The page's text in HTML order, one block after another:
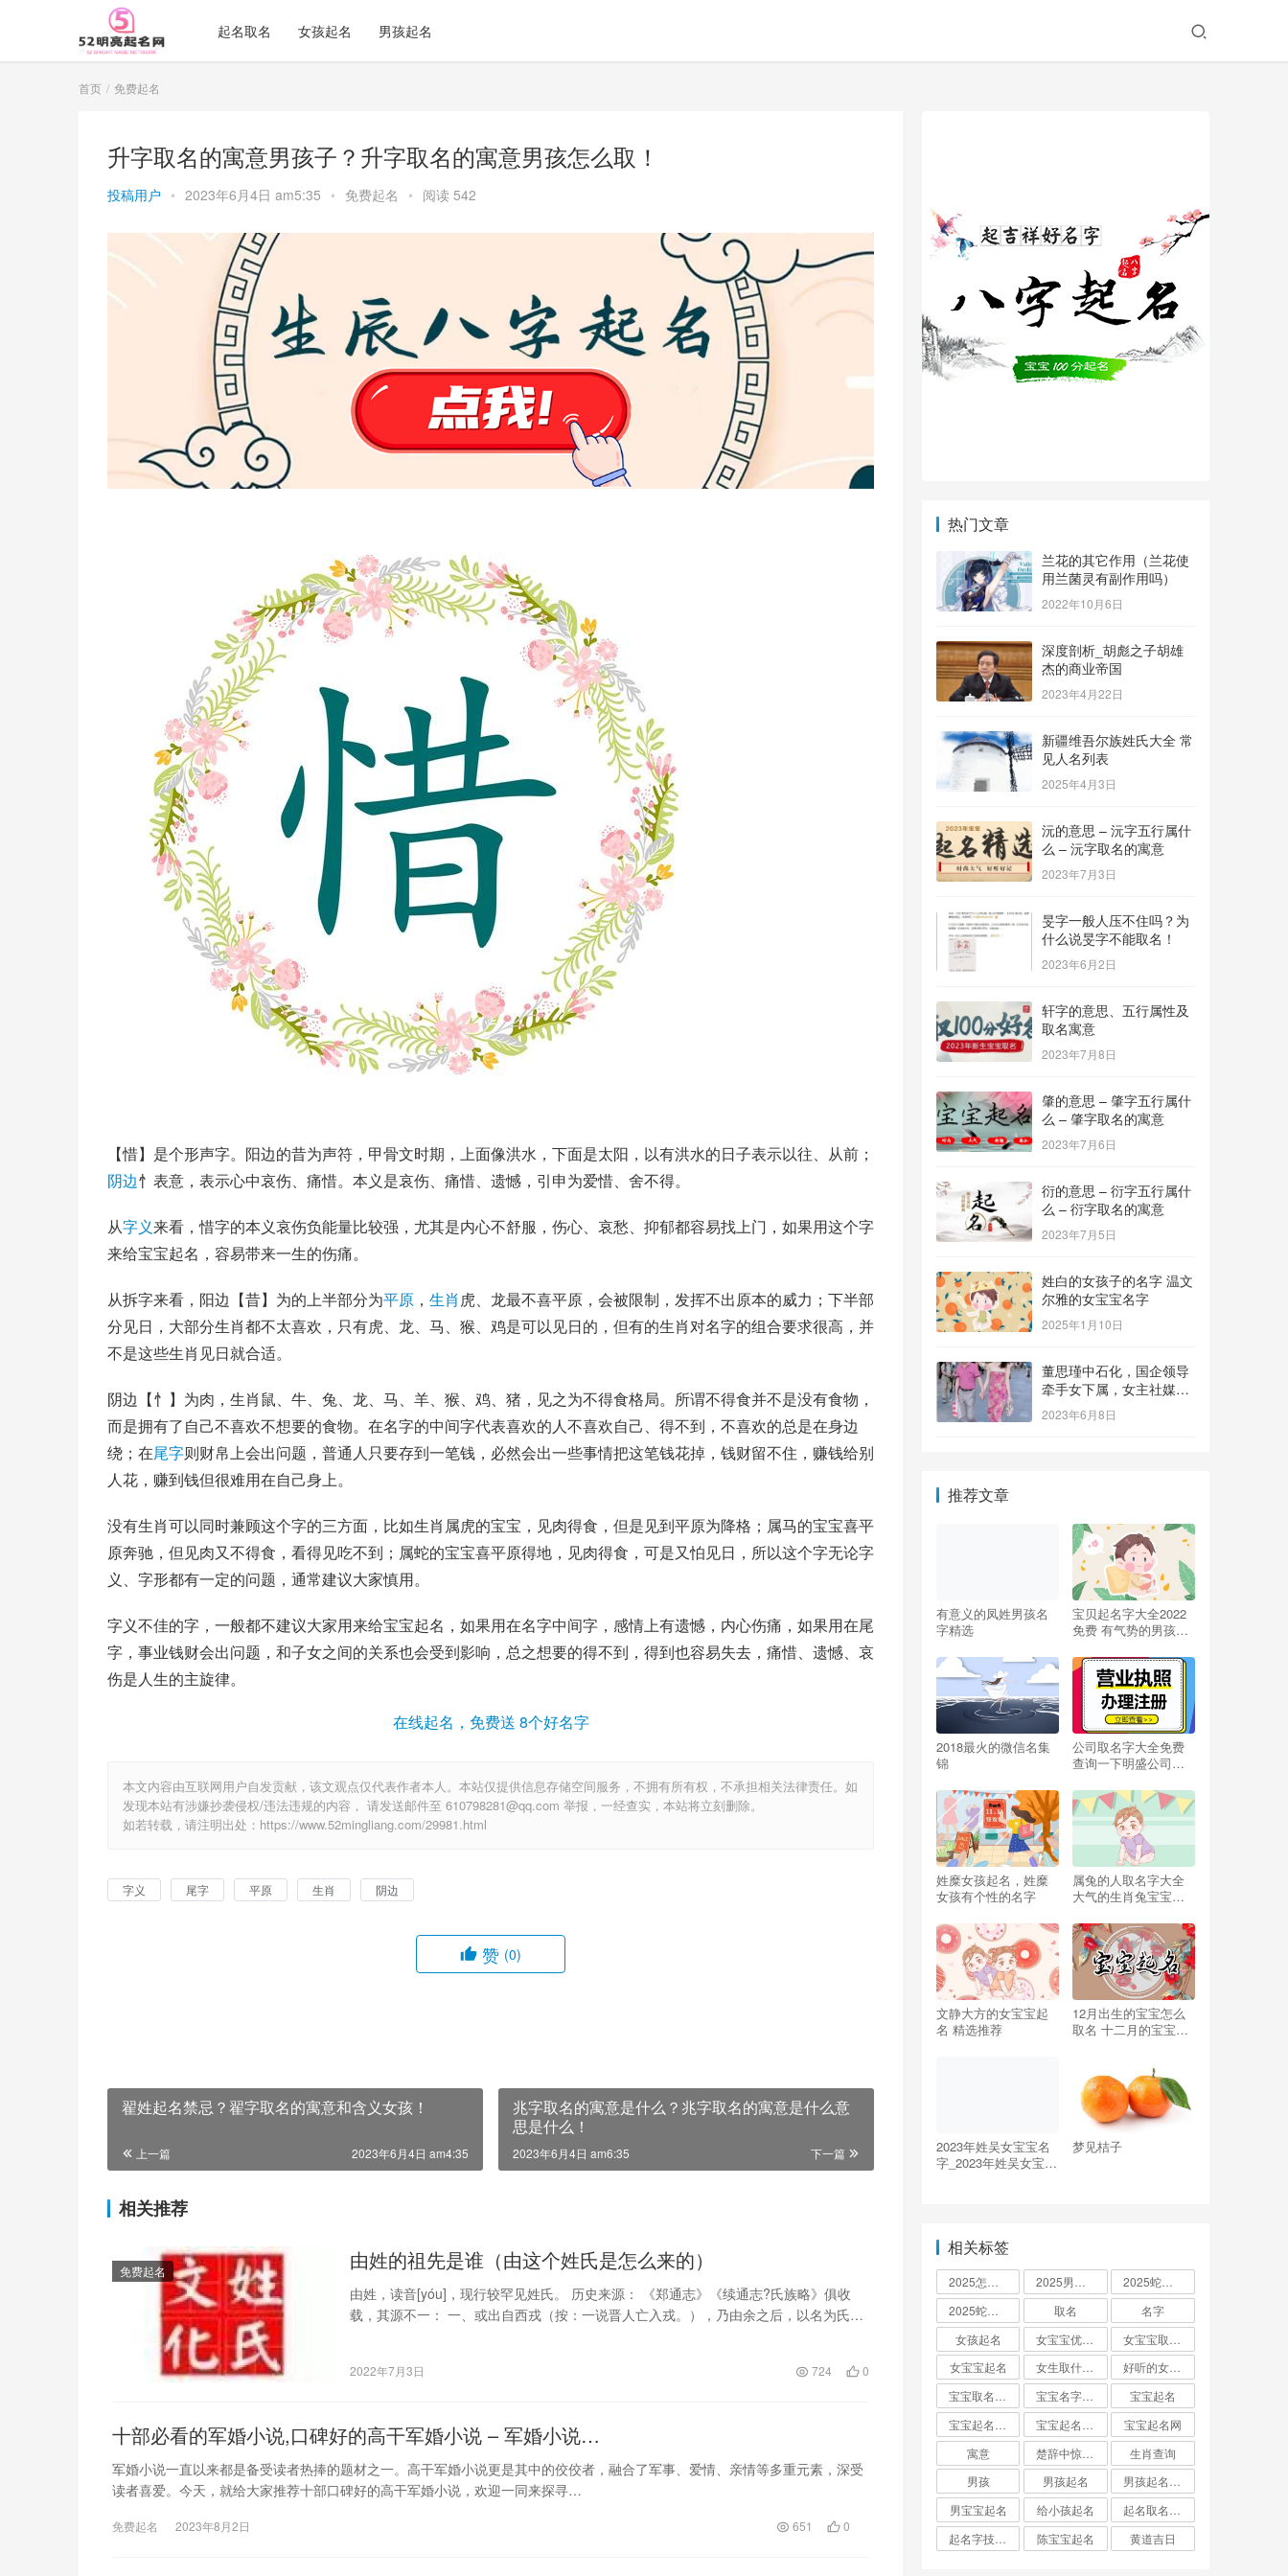
起名取名 女孩起名 男孩起名
首页 免费起名
升字取名的寓意男孩子？升字取名的寓意男孩怎么取！
投稿用户 • 2023年6月4日 am5:35 • 免费起名 • 阅读 542
【惜】是个形声字。阳边的昔为声符，甲骨文时期，上面像洪水，下面是太阳 ，以有洪水的日子表示以往、从前；
阴边忄表意，表示心中哀伤、痛惜。本义是哀伤、痛惜、遗憾，引申为爱惜、舍不得。
从字义来看，惜字的本义哀伤负能量比较强，尤其是内心不舒服，伤心、哀愁、抑郁都容易找上门，如果用这个字
来给宝宝起名，容易带来一生的伤痛。
从拆字来看，阳边【昔】为的上半部分为平原 ， 生肖 虎、龙最不喜平原，会被限制，发挥不出原本的威力；下半部
分见日，大部分生肖都不太喜欢，只有虎、龙、马、猴、鸡是可以见日的，但有的生肖对名字的组合要求很高，并
不是这些生肖见日就合适。
阴边【忄】为肉， 生肖鼠、牛、兔、龙、马、羊、猴、鸡、猪，见之为不得食格局。所谓不得食并不是没有食物，
而是拥有了自己不喜欢不想要的食物。在名字的中间字代表喜欢的人不喜欢自己、得不到，不喜欢的总是在身边
绕；在尾字则财帛上会出问题，普通人只要存到一笔钱，必然会出一些事情把这笔钱花掉，钱财留不住，赚钱给别
人花，赚到钱但很难用在自己身上。
没有生肖可以同时兼顾这个字的三方面，比如生肖属虎的宝宝，见肉得食，但是见到平原为降格；属马的宝宝喜平
原奔驰，但见肉又不得食，看得见吃不到；属蛇的宝宝喜平原得地，见肉得食，可是又怕见日，所以这个字无论字
义、字形都有一定的问题，通常建议大家慎用。
字义不佳的字，一般都不建议大家用来给宝宝起名，如果用在名字中间字，感情上有遗憾，内心伤痛，如果用在尾
字，事业钱财会出问题，和子女之间的关系也会受到影响，总之想要的得不到，得到也容易失去，痛惜、遗憾、哀
伤是人生的主旋律。
在线起名，免费送 8个好名字
本文内容由互联网用户自发贡献，该文观点仅代表作者本人。本站仅提供信息存储空间服务，不拥有所有权，不承担相关法律责任。如
发现本站有涉嫌抄袭侵权/违法违规的内容， 请发送邮件至 610798281@qq.com 举报，一经查实，本站将立刻删除。
如若转载，请注明出处：https://www.52mingliang.com/29981.html
字义 尾字 平原 生肖 阴边
赞 (0)
翟姓起名禁忌？翟字取名的寓意和含义女孩！
上一篇 2023年6月4日 am4:35
兆字取名的寓意是什么？兆字取名的寓意是什么意
思是什么！
下一篇
2023年6月4日 am6:35
相关推荐
免费起名 由姓的祖先是谁（由这个姓氏是怎么来的）
由姓，读音[yóu]，现行较罕见姓氏。 历史来源： 《郑通志》《续通志?氏族略》俱收
载，其源不一： 一、或出自西戎（按：一说晋人亡入戎。），乃由余之后，以名为氏。
2022年7月3日 724 0
十部必看的军婚小说,口碑好的高干军婚小说 – 军婚小说…
军婚小说一直以来都是备受读者热捧的题材之一。高干军婚小说更是其中的佼佼者，融合了军事、爱情、亲情等多重元素，深受
读者喜爱。今天，就给大家推荐十部口碑好的高干军婚小说，欢迎一同来探寻…
免费起名 2023年8月2日 651 0
热门文章
兰花的其它作用（兰花使
用兰菌灵有副作用吗）
2022年10月6日
深度剖析_胡彪之子胡雄
杰的商业帝国
2023年4月22日
新疆维吾尔族姓氏大全 常
见人名列表
2025年4月3日
沅的意思 – 沅字五行属什
么 – 沅字取名的寓意
2023年7月3日
旻字一般人压不住吗？为
什么说旻字不能取名！
2023年6月2日
轩字的意思、五行属性及
取名寓意
2023年7月8日
肇的意思 – 肇字五行属什
么 – 肇字取名的寓意
2023年7月6日
衍的意思 – 衍字五行属什
么 – 衍字取名的寓意
2023年7月5日
姓白的女孩子的名字 温文
尔雅的女宝宝名字
2025年1月10日
董思瑾中石化，国企领导
牵手女下属，女主社媒晒
钻戒，奢侈品众多还要买
保险箱
2023年6月8日
推荐文章
有意义的凤姓男孩名
字精选
宝贝起名字大全2022
免费 有气势的男孩名
2018最火的微信名集
锦
公司取名字大全免费
查询一下明盛公司取
下农业科技有限公司
姓糜女孩起名，姓糜
女孩有个性的名字
属兔的人取名字大全
大气的生肖兔宝宝起
文静大方的女宝宝起
名 精选推荐
12月出生的宝宝怎么
取名 十二月的宝宝起
2023年姓吴女宝宝名
字_2023年姓吴女宝宝
梦见桔子
相关标签
取名
名字
女孩起名
女宝宝起名
宝宝起名
宝宝起名网
寓意
生肖查询
男孩
男孩起名
男宝宝起名
给小孩起名
陈宝宝起名 黄道吉日